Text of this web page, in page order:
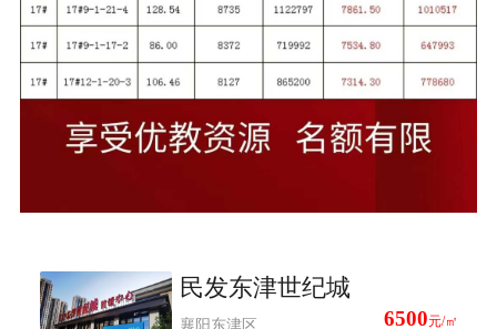
民发东津世纪城
襄阳东津区 6500元/㎡